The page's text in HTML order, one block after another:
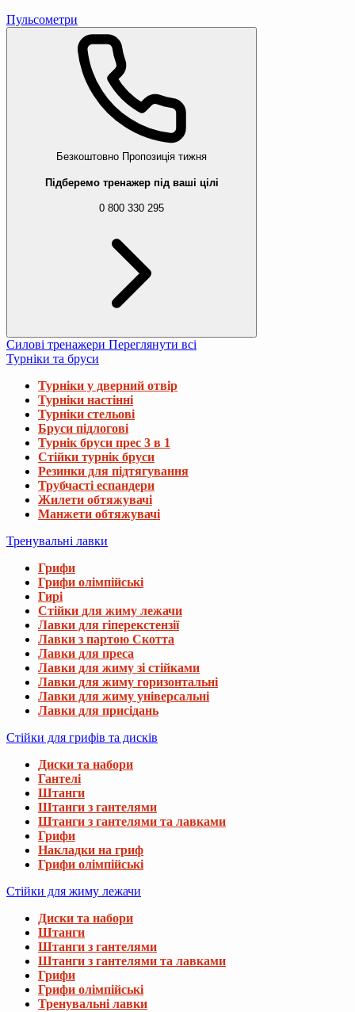
Пульсометри
Безкоштовно Пропозиція тижня
Підберемо тренажер під ваші цілі
0 800 330 295
Силові тренажери Переглянути всі
Турніки та бруси
Турніки у дверний отвір
Турніки настінні
Турніки стельові
Бруси підлогові
Турнік бруси прес 3 в 1
Стійки турнік бруси
Резинки для підтягування
Трубчасті еспандери
Жилети обтяжувачі
Манжети обтяжувачі
Тренувальні лавки
Грифи
Грифи олімпійські
Гирі
Стійки для жиму лежачи
Лавки для гіперекстензії
Лавки з партою Скотта
Лавки для преса
Лавки для жиму зі стійками
Лавки для жиму горизонтальні
Лавки для жиму універсальні
Лавки для присідань
Стійки для грифів та дисків
Диски та набори
Гантелі
Штанги
Штанги з гантелями
Штанги з гантелями та лавками
Грифи
Накладки на гриф
Грифи олімпійські
Стійки для жиму лежачи
Диски та набори
Штанги
Штанги з гантелями
Штанги з гантелями та лавками
Грифи
Грифи олімпійські
Тренувальні лавки